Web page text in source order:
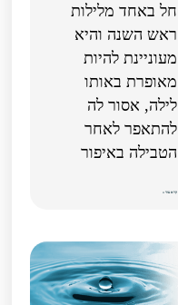
חל באחד מלילות
ראש השנה והיא
מעוניינת להיות
מאופרת באותו
לילה, אסור לה
להתאפר לאחר
הטבילה באיפור
קרא עוד »